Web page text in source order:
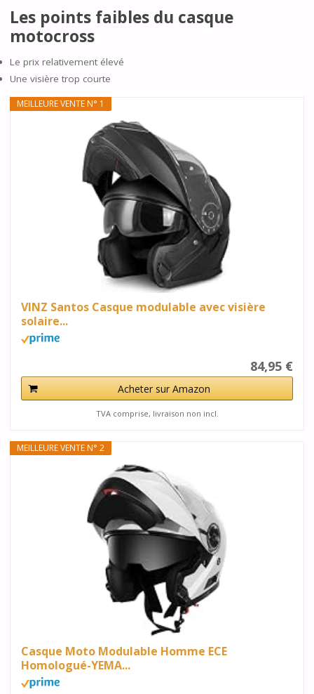
Les points faibles du casque
motocross
Le prix relativement élevé
Une visière trop courte
MEILLEURE VENTE N° 1
VINZ Santos Casque modulable avec visière
solaire...
84,95 €
Acheter sur Amazon
TVA comprise, livraison non incl.
MEILLEURE VENTE N° 2
Casque Moto Modulable Homme ECE
Homologué-YEMA...